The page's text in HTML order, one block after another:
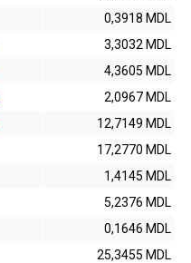
0,3918 MDL
3,3032 MDL
4,3605 MDL
2,0967 MDL
12,7149 MDL
17,2770 MDL
1,4145 MDL
5,2376 MDL
0,1646 MDL
25,3455 MDL